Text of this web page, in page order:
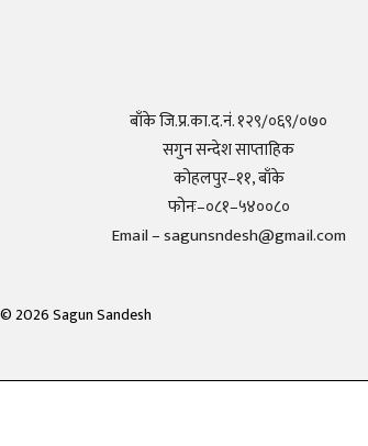
बाँके जि.प्र.का.द.नं. १२९/०६९/०७०
सगुन सन्देश साप्ताहिक
कोहलपुर–११, बाँके
फोनः–०८१–५४००८०
Email – sagunsndesh@gmail.com
©2026Sagun Sandesh